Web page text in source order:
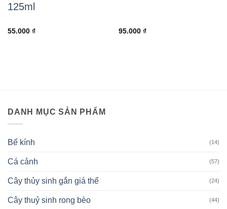
125ml
55.000 ₫ 95.000 ₫
DANH MỤC SẢN PHẨM
Bể kính (14)
Cá cảnh (57)
Cây thủy sinh gắn giá thể (24)
Cây thuỷ sinh rong bèo (44)